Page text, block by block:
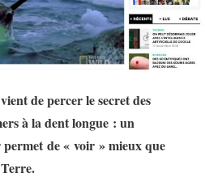
de percer le secret des
à la dent longue : un
de « voir » mieux que